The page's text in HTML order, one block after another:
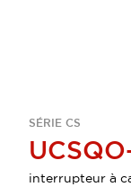
SÉRIE CS
interrupteur à